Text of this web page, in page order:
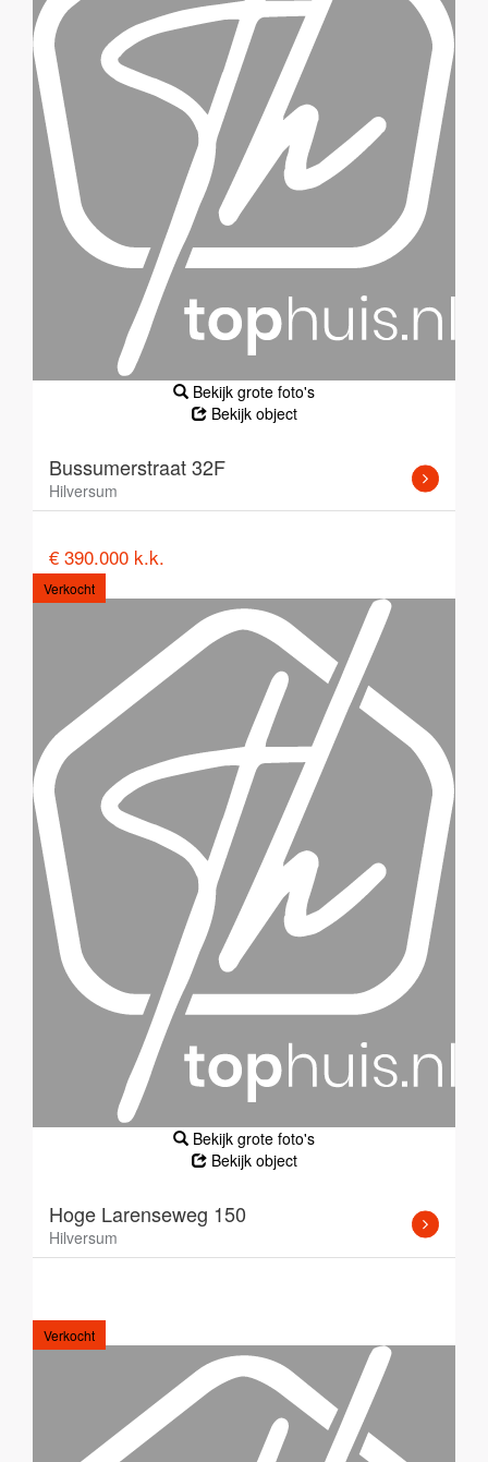
Bekijk grote foto's
Bekijk object
Bussumerstraat 32F
Hilversum
€ 390.000 k.k.
Verkocht
Bekijk grote foto's
Bekijk object
Hoge Larenseweg 150
Hilversum
Verkocht